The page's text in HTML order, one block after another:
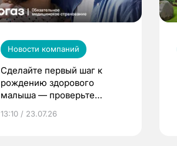
Новости компаний
Сделайте первый шаг к
рождению здорового
малыша — проверьте
по ОМС!
13:10 / 23.07.26